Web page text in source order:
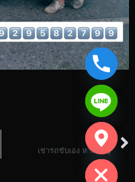
NEXT
เช่ารถขับเอง หาดใหญ่
Hide
chaty